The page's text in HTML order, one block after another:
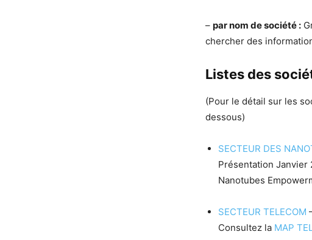
– par nom de société :
chercher des
Listes des
(Pour le détail sur les
dessous)
SECTEUR DES
Présentation Janvier
Nanotubes
SECTEUR TELECOM
Consultez la MAP